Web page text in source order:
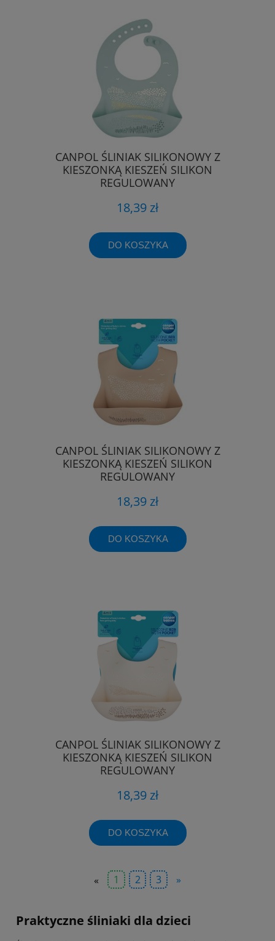
CANPOL ŚLINIAK SILIKONOWY Z
KIESZONKĄ KIESZEŃ SILIKON
REGULOWANY
18,39 zł
DO KOSZYKA
CANPOL ŚLINIAK SILIKONOWY Z
KIESZONKĄ KIESZEŃ SILIKON
REGULOWANY
18,39 zł
DO KOSZYKA
CANPOL ŚLINIAK SILIKONOWY Z
KIESZONKĄ KIESZEŃ SILIKON
REGULOWANY
18,39 zł
DO KOSZYKA
« 1 2 3 »
Praktyczne śliniaki dla dzieci